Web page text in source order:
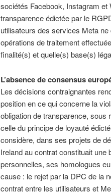
sociétés Facebook, Instagram et
transparence édictée par le
utilisateurs des services Meta
opérations de traitement
finalité(s) et quelle(s) base(s)
L’absence de consensus
Les décisions contraignantes
position en ce qui concerne la
obligation de transparence, sous
celle du principe de loyauté
considère, dans ses projets de
Ireland au contrat constituait
personnelles, ses homologues
cause : le rejet par la DPC de la
contrat entre les utilisateurs et